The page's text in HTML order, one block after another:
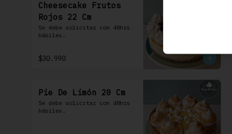
Cheesecake Frutos
Rojos 22 Cm
Se debe solicitar con 48hrs
hábiles.
$30.990
Pie De Limón 20 Cm
Se debe solicitar con 48hrs
hábiles.